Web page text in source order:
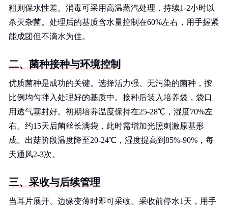
粗则保水性差。消毒可采用高温蒸汽处理，持续1-2小时以
杀灭杂菌。处理后的基质含水量控制在60%左右，用手握紧
能成团但不滴水为佳。
二、菌种接种与环境控制
优质菌种是成功的关键。选择活力强、无污染的菌种，按
比例均匀拌入处理好的基质中。接种后装入培养袋，袋口
用透气塞封好。初期培养温度保持在25-28℃，湿度70%左
右。约15天后菌丝长满袋，此时需增加光照刺激原基形
成。出菇阶段温度降至20-24℃，湿度提高到85%-90%，每
天通风2-3次。
三、采收与后续管理
当耳片展开、边缘变薄时即可采收。采收前停水1天，用手